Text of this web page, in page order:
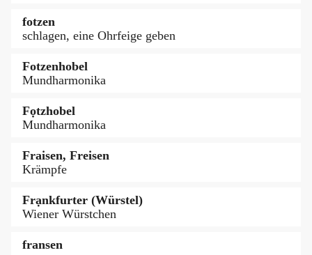
fotzen
schlagen, eine Ohrfeige geben
Fotzenhobel
Mundharmonika
Fọtzhobel
Mundharmonika
Fraisen, Freisen
Krämpfe
Frạnkfurter (Würstel)
Wiener Würstchen
fransen